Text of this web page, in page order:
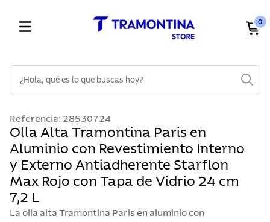
0
Referencia: 28530724
Olla Alta Tramontina Paris en
Aluminio con Revestimiento Interno
y Externo Antiadherente Starflon
Max Rojo con Tapa de Vidrio 24 cm
7,2 L
La olla alta Tramontina Paris en aluminio con
1.
cuchillos
2
cubiertos
3.
sarten
4.
ollas
5.
lavaplatos